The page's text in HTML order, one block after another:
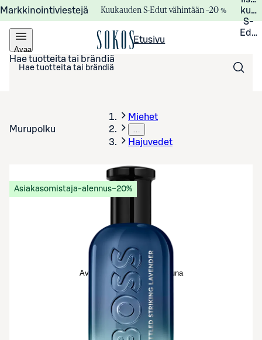
Markkinointiviestejä Kuukauden S-Edut vähintään –20 %
S-
Avaa
valikko
Etusivu
Hae tuotteita tai brändiä
Murupolku
Miehet
…
Hajuvedet
Avaa tuotekuva suurennettuna
Asiakasomistaja-alennus−20%